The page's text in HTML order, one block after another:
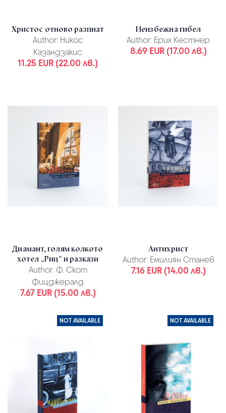
Христос отново разпнат
Author: Никос
Казандзакис
11.25 EUR (22.00 лв.)
Неизбежна гибел
Author: Ерих Кестнер
8.69 EUR (17.00 лв.)
Диамант, голям колкото
хотел „Риц“ и разкази
Author: Ф. Скот
Фицджералд
7.67 EUR (15.00 лв.)
Антихрист
Author: Емилиян Станев
7.16 EUR (14.00 лв.)
NOT AVAILABLE NOT AVAILABLE